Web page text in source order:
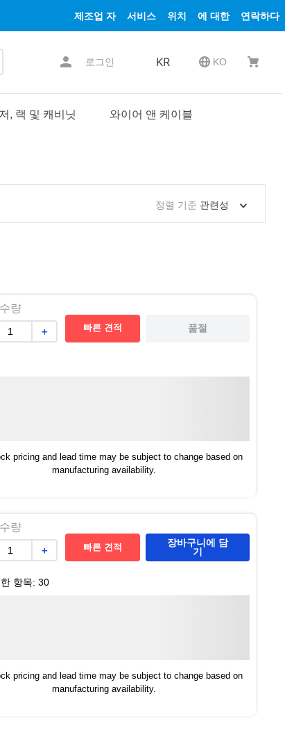
제조업 자 서비스 위치 에 대한 연락하다
로그인 KR KO
, 랙 및 캐비닛 와이어 앤 케이블
정렬 기준 관련성
수량
＋
빠른 견적 품절
pricing and lead time may be subject to change based on
manufacturing availability.
수량
＋
빠른 견적
장바구니에 담
기
항목: 30
pricing and lead time may be subject to change based on
manufacturing availability.